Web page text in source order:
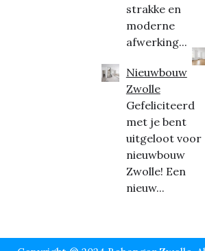
strakke en
moderne
afwerking...
Nieuwbouw
Zwolle
Gefeliciteerd
met je bent
uitgeloot voor
nieuwbouw
Zwolle! Een
nieuw...